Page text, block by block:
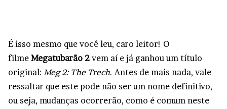
É isso mesmo que você leu, caro leitor! O
filme Megatubarão 2 vem aí e já ganhou um título
original: Meg 2: The Trech. Antes de mais nada, vale
ressaltar que este pode não ser um nome definitivo,
ou seja, mudanças ocorrerão, como é comum neste